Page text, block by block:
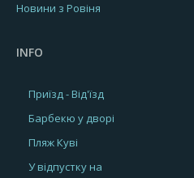
Новини з Ровіня
INFO
Приїзд - Від'їзд
Барбекю у дворі
Пляж Куві
У відпустку на